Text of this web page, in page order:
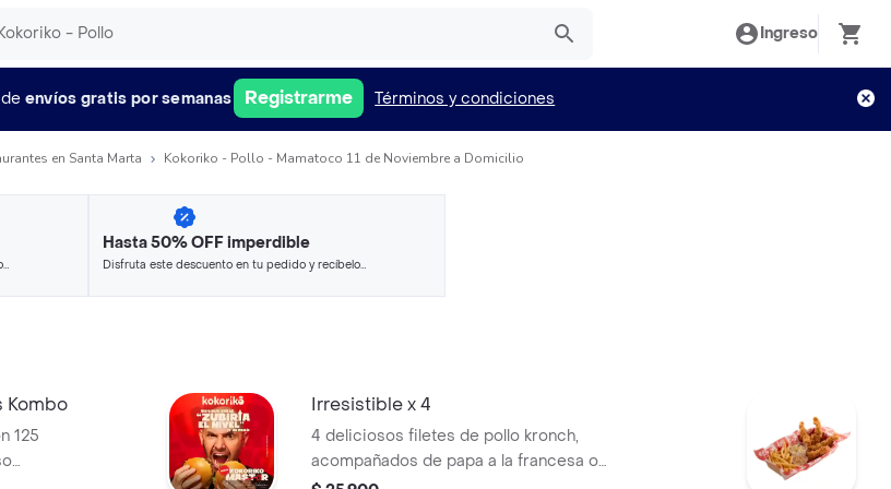
Ingreso
envíos gratis por semanas Registrarme Términos y condiciones
en Santa Marta Kokoriko - Pollo - Mamatoco 11 de Noviembre a Domicilio
Hasta 50% OFF imperdible
Disfruta este descuento en tu pedido y recíbelo
Kombo
125
Irresistible x 4
4 deliciosos filetes de pollo kronch,
acompañados de papa a la francesa o